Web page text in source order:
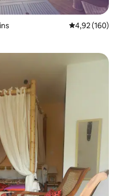
4,92 ud af 5 i
4,92 (160)